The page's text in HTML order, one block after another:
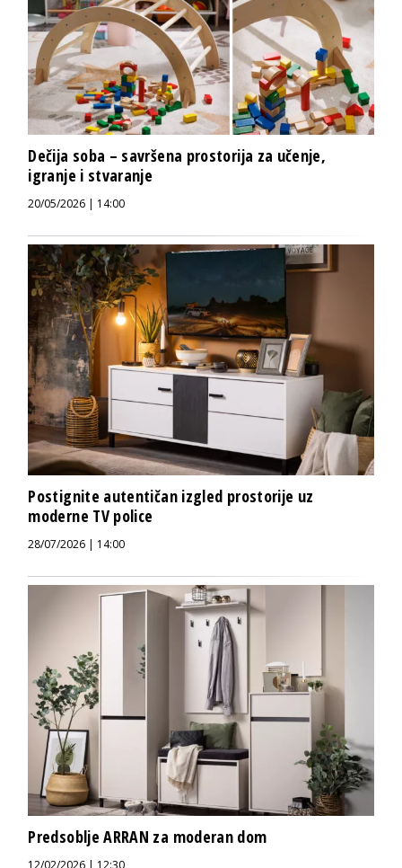
Dečija soba – savršena prostorija za učenje,
igranje i stvaranje
20/05/2026 | 14:00
Postignite autentičan izgled prostorije uz
moderne TV police
28/07/2026 | 14:00
Predsoblje ARRAN za moderan dom